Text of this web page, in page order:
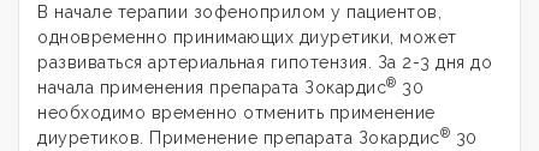
В начале терапии зофеноприлом у пациентов,
одновременно принимающих диуретики, может
развиваться артериальная гипотензия. За 2-3 дня до
начала применения препарата Зокардис® 30
необходимо временно отменить применение
диуретиков. Применение препарата Зокардис® 30